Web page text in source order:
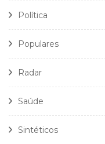
Política
Populares
Radar
Saúde
Sintéticos